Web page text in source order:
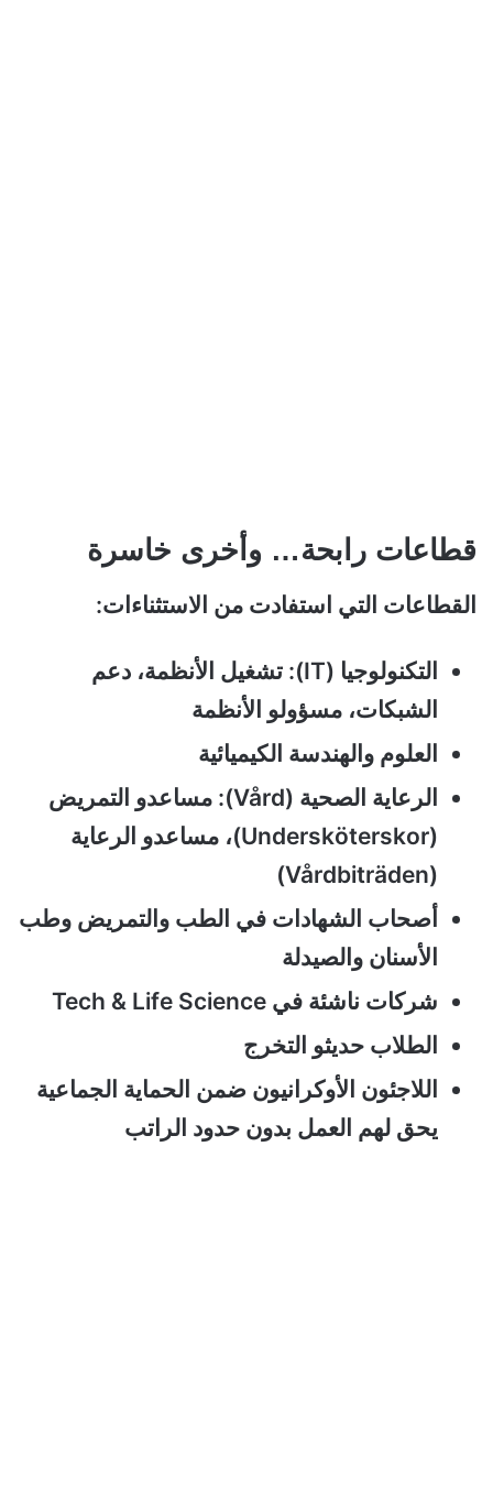
قطاعات رابحة… وأخرى خاسرة
القطاعات التي استفادت من الاستثناءات:
التكنولوجيا (IT): تشغيل الأنظمة، دعم
الشبكات، مسؤولو الأنظمة
العلوم والهندسة الكيميائية
الرعاية الصحية (Vård): مساعدو التمريض
(Undersköterskor)، مساعدو الرعاية
(Vårdbiträden)
أصحاب الشهادات في الطب والتمريض وطب
الأسنان والصيدلة
شركات ناشئة في Tech & Life Science
الطلاب حديثو التخرج
اللاجئون الأوكرانيون ضمن الحماية الجماعية
يحق لهم العمل بدون حدود الراتب